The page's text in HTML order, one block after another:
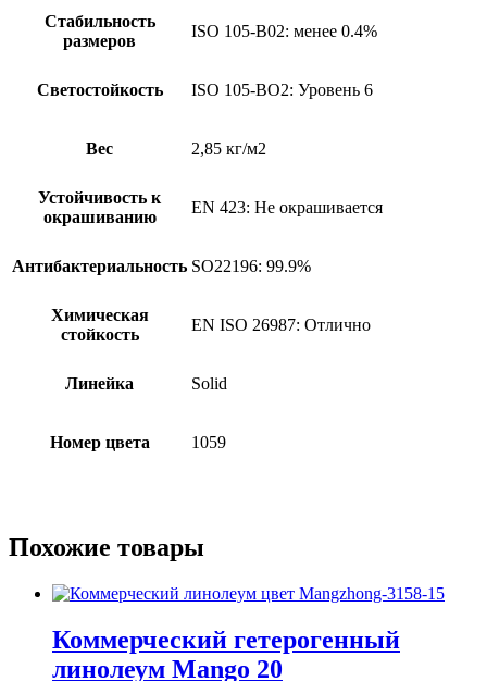
Стабильность
размеров
ISO 105-B02: менее 0.4%
Светостойкость ISO 105-BO2: Уровень 6
Вес 2,85 кг/м2
Устойчивость к
окрашиванию
EN 423: Не окрашивается
Антибактериальность SO22196: 99.9%
Химическая
стойкость
EN ISO 26987: Отлично
Линейка Solid
Номер цвета 1059
Похожие товары
Коммерческий гетерогенный
линолеум Mango 20